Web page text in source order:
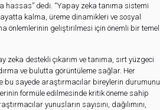
hassas” dedi. “Yapay zeka tanıma sistemi
kalma, üreme dinamikleri ve sosyal
önlemlerinin geliştirilmesi için önemli bir temel
zeka destekli çıkarım ve tanıma, sırt yüzgeci
ve bulutta görüntüleme sağlar. Her
bu sayede araştırmacılar bireylerin durumunu
formüle edilmesinde kritik öneme sahip
yunusların sayısını, dağılımını,